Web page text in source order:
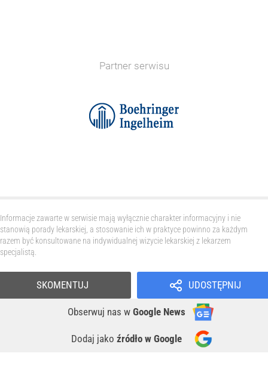
Partner serwisu
Informacje zawarte w serwisie mają wyłącznie charakter informacyjny i nie
stanowią porady lekarskiej, a stosowanie ich w praktyce powinno za każdym
razem być konsultowane na indywidualnej wizycie lekarskiej z lekarzem
specjalistą.
UDOSTĘPNIJ
Obserwuj nas w Google News
Dodaj jako źródło w Google
SKOMENTUJ